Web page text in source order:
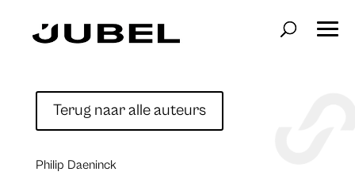
Terug naar alle auteurs
Philip Daeninck